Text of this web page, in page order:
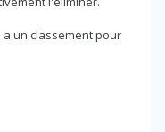
a un classement pour